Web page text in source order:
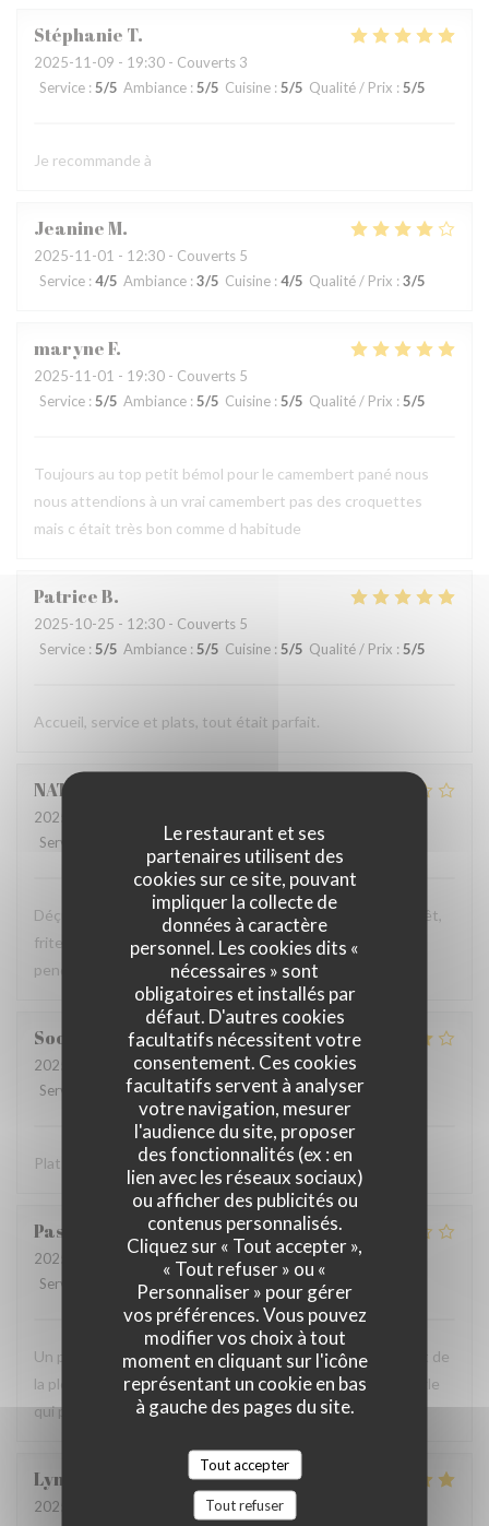
Le restaurant et ses
partenaires utilisent des
cookies sur ce site, pouvant
impliquer la collecte de
données à caractère
personnel. Les cookies dits «
nécessaires » sont
obligatoires et installés par
défaut. D'autres cookies
facultatifs nécessitent votre
consentement. Ces cookies
facultatifs servent à analyser
votre navigation, mesurer
l'audience du site, proposer
des fonctionnalités (ex : en
lien avec les réseaux sociaux)
ou afficher des publicités ou
contenus personnalisés.
Cliquez sur « Tout accepter »,
« Tout refuser » ou «
Personnaliser » pour gérer
vos préférences. Vous pouvez
modifier vos choix à tout
moment en cliquant sur l'icône
représentant un cookie en bas
à gauche des pages du site.
Tout accepter
Tout refuser
Stéphanie T
2025-11-09 - 19:30 - Couverts 3
Service : 5/5 Ambiance : 5/5 Cuisine : 5/5 Qualité / Prix : 5/5
Je recommande à
JeanineM
2025-11-01 - 12:30 - Couverts 5
Service : 4/5 Ambiance : 3/5 Cuisine : 4/5 Qualité / Prix : 3/5
maryneF
2025-11-01 - 19:30 - Couverts 5
Service : 5/5 Ambiance : 5/5 Cuisine : 5/5 Qualité / Prix : 5/5
Toujours au top petit bémol pour le camembert pané nous
nous attendions à un vrai camembert pas des croquettes
mais c était très bon comme d habitude
PatriceB
2025-10-25 - 12:30 - Couverts 5
Service : 5/5 Ambiance : 5/5 Cuisine : 5/5 Qualité / Prix : 5/5
Accueil, service et plats, tout était parfait.
NATHALIE
2025-10-25
Service
Ambiance : 3/5 Cuisine: 1/5 Qualité / Prix
Déçu, assiette de charcuterie industrielle donc sans intérêt,
frites surgelées sans goût comme la viande, on a eu froid
pendant tout le repas
Soo-Man
2025-10-26
- 13:15 - Couverts 3
Service
Ambiance:4/5 Cuisine: 4/5 Qualité / Prix
Plats copieux et bons
Pascal
2025-10-26
- 12:30 - Couverts 2
Service
Ambiance /5 Qualité / Prix
Un peu déçu de ne pas avoir eu de moules, alors qu'il s'agit de
la pleine saison. Je me suis fié aux commentaires sur Google
qui peuvent être trompeurs.
Lynn
2025-10-25
- 19:30 - Couverts 2